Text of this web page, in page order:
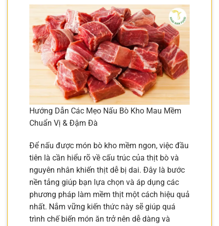
Hướng Dẫn Các Mẹo Nấu Bò Kho Mau Mềm
Chuẩn Vị & Đậm Đà
Để nấu được món bò kho mềm ngon, việc đầu
tiên là cần hiểu rõ về cấu trúc của thịt bò và
nguyên nhân khiến thịt dễ bị dai. Đây là bước
nền tảng giúp bạn lựa chọn và áp dụng các
phương pháp làm mềm thịt một cách hiệu quả
nhất. Nắm vững kiến thức này sẽ giúp quá
trình chế biến món ăn trở nên dễ dàng và